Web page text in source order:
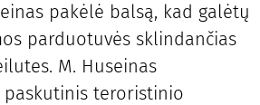
pakėlė balsą, kad galėtų
parduotuvės sklindančias
M. Huseinas
paskutinis teroristinio